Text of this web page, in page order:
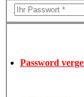
Password